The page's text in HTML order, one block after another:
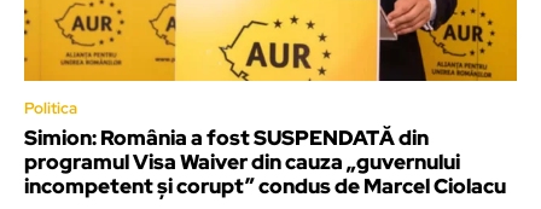
Politica
Simion: România a fost SUSPENDATĂ din
programul Visa Waiver din cauza „guvernului
incompetent și corupt” condus de Marcel Ciolacu